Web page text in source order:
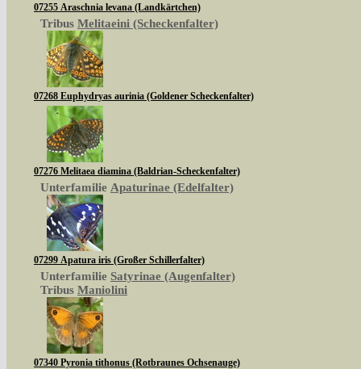
07255 Araschnia levana (Landkärtchen)
Tribus Melitaeini (Scheckenfalter)
07268 Euphydryas aurinia (Goldener Scheckenfalter)
07276 Melitaea diamina (Baldrian-Scheckenfalter)
Unterfamilie Apaturinae (Edelfalter)
07299 Apatura iris (Großer Schillerfalter)
Unterfamilie Satyrinae (Augenfalter)
Tribus Maniolini
07340 Pyronia tithonus (Rotbraunes Ochsenauge)